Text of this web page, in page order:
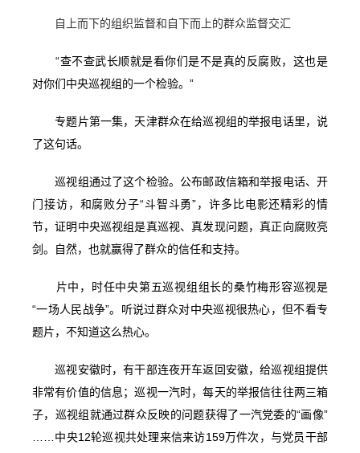
自上而下的组织监督和自下而上的群众监督交汇
“查不查武长顺就是看你们是不是真的反腐败，这也是
对你们中央巡视组的一个检验。”
专题片第一集，天津群众在给巡视组的举报电话里，说
了这句话。
巡视组通过了这个检验。公布邮政信箱和举报电话、开
门接访，和腐败分子“斗智斗勇”，许多比电影还精彩的情
节，证明中央巡视组是真巡视、真发现问题，真正向腐败亮
剑。自然，也就赢得了群众的信任和支持。
片中，时任中央第五巡视组组长的桑竹梅形容巡视是
“一场人民战争”。听说过群众对中央巡视很热心，但不看专
题片，不知道这么热心。
巡视安徽时，有干部连夜开车返回安徽，给巡视组提供
非常有价值的信息；巡视一汽时，每天的举报信往往两三箱
子，巡视组就通过群众反映的问题获得了一汽党委的“画像”
……中央12轮巡视共处理来信来访159万件次，与党员干部